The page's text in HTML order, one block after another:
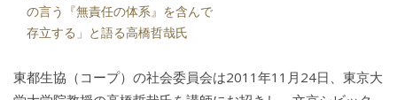
の言う『無責任の体系』を含んで
存立する」と語る高橋哲哉氏
東都生協（コープ）の社会委員会は2011年11月24日、東京大